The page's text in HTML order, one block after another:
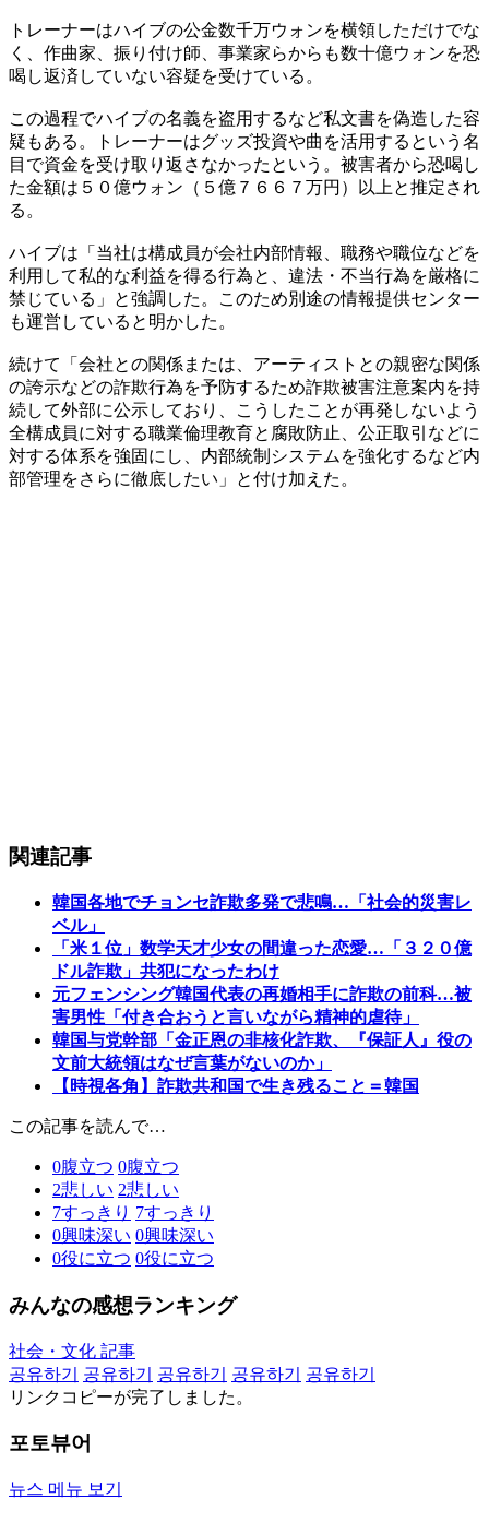
トレーナーはハイブの公金数千万ウォンを横領しただけでな
く、作曲家、振り付け師、事業家らからも数十億ウォンを恐
喝し返済していない容疑を受けている。
この過程でハイブの名義を盗用するなど私文書を偽造した容
疑もある。トレーナーはグッズ投資や曲を活用するという名
目で資金を受け取り返さなかったという。被害者から恐喝し
た金額は５０億ウォン（５億７６６７万円）以上と推定され
る。
ハイブは「当社は構成員が会社内部情報、職務や職位などを
利用して私的な利益を得る行為と、違法・不当行為を厳格に
禁じている」と強調した。このため別途の情報提供センター
も運営していると明かした。
続けて「会社との関係または、アーティストとの親密な関係
の誇示などの詐欺行為を予防するため詐欺被害注意案内を持
続して外部に公示しており、こうしたことが再発しないよう
全構成員に対する職業倫理教育と腐敗防止、公正取引などに
対する体系を強固にし、内部統制システムを強化するなど内
部管理をさらに徹底したい」と付け加えた。
関連記事
韓国各地でチョンセ詐欺多発で悲鳴…「社会的災害レ
ベル」
「米１位」数学天才少女の間違った恋愛…「３２０億
ドル詐欺」共犯になったわけ
元フェンシング韓国代表の再婚相手に詐欺の前科…被
害男性「付き合おうと言いながら精神的虐待」
韓国与党幹部「金正恩の非核化詐欺、『保証人』役の
文前大統領はなぜ言葉がないのか」
【時視各角】詐欺共和国で生き残ること＝韓国
この記事を読んで…
0腹立つ 0腹立つ
2悲しい 2悲しい
7すっきり 7すっきり
0興味深い 0興味深い
0役に立つ 0役に立つ
みんなの感想ランキング
社会・文化 記事
공유하기
공유하기 공유하기 공유하기
공유하기
リンクコピーが完了しました。
포토뷰어
뉴스 메뉴 보기